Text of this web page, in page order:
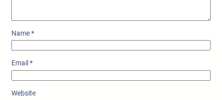
Name*
Email *
Website